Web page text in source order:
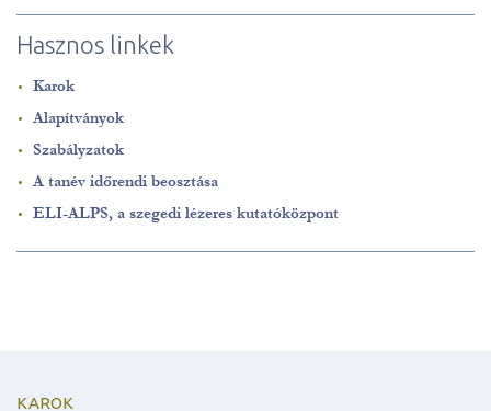
Hasznos linkek
Karok
Alapítványok
Szabályzatok
A tanév időrendi beosztása
ELI-ALPS, a szegedi lézeres kutatóközpont
KAROK